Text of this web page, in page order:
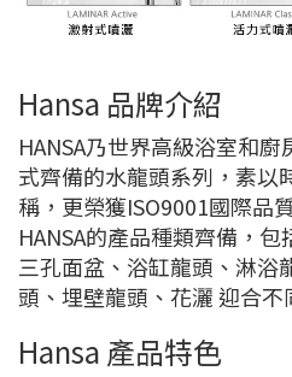
Hansa 品牌介紹
HANSA乃世界高級浴室和
式齊備的水龍頭系列，素以
稱，更榮獲ISO9001國際品
HANSA的產品種類齊備，
三孔面盆、浴缸龍頭、淋浴
頭、埋壁龍頭、花灑 迎合不
Hansa 產品特色